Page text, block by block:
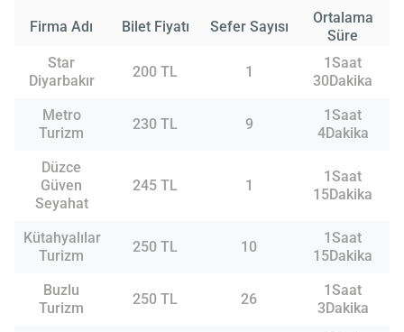
Firma Adı Bilet Fiyatı Sefer Sayısı
Ortalama
Süre
Star
Diyarbakır
200 TL 1
1Saat
30Dakika
Metro
Turizm
230 TL 9
1Saat
4Dakika
Düzce
Güven
Seyahat
245 TL 1
1Saat
15Dakika
Kütahyalılar
Turizm
250 TL 10
1Saat
15Dakika
Buzlu
Turizm
250 TL 26
1Saat
3Dakika